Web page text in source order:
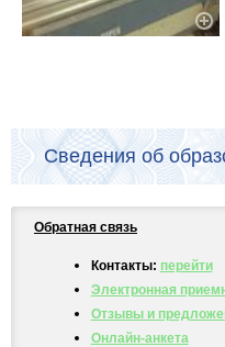
Сведения об
Обратная связь
Контакты: перейти
Электронная
Отзывы и
Онлайн-анкета